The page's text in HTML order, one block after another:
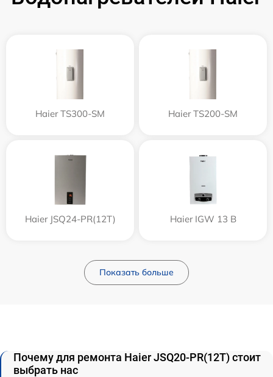
Haier TS300-SM Haier TS200-SM
Haier JSQ24-PR(12T) Haier IGW 13 B
Показать больше
Почему для ремонта Haier JSQ20-PR(12T) стоит
выбрать нас